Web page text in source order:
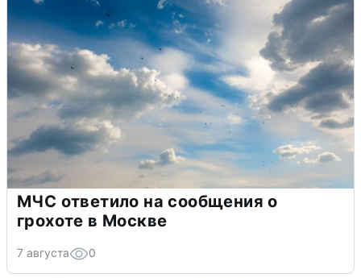
МЧС ответило на сообщения о
грохоте в Москве
7 августа 0